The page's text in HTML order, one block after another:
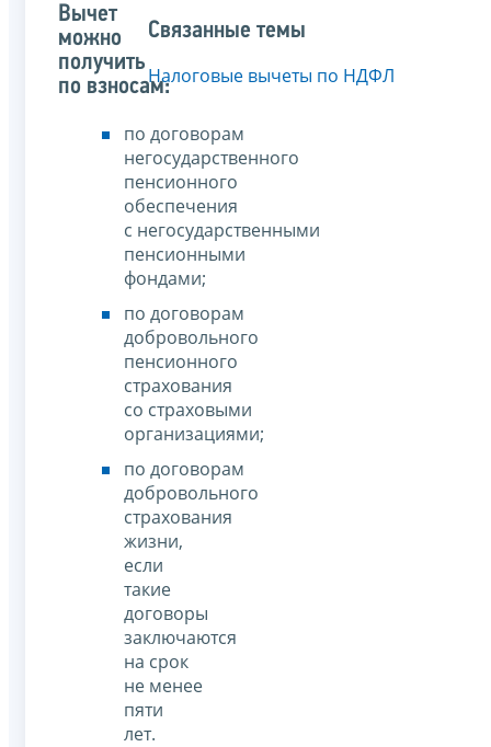
Вычет
можно
получить
по взносам:
по договорам
негосударственного
пенсионного
обеспечения
с негосударственными
пенсионными
фондами;
по договорам
добровольного
пенсионного
страхования
со страховыми
организациями;
по договорам
добровольного
страхования
жизни,
если
такие
договоры
заключаются
на срок
не менее
пяти
лет.
Связанные темы
Налоговые вычеты по НДФЛ